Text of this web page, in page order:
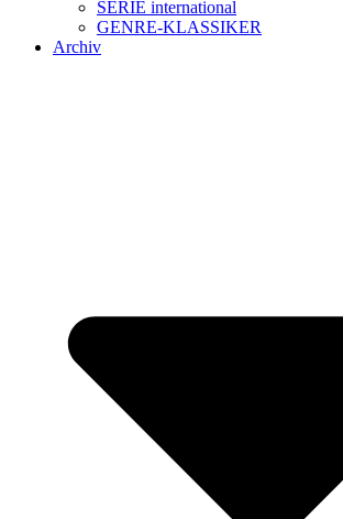
SERIE international
GENRE-KLASSIKER
Archiv